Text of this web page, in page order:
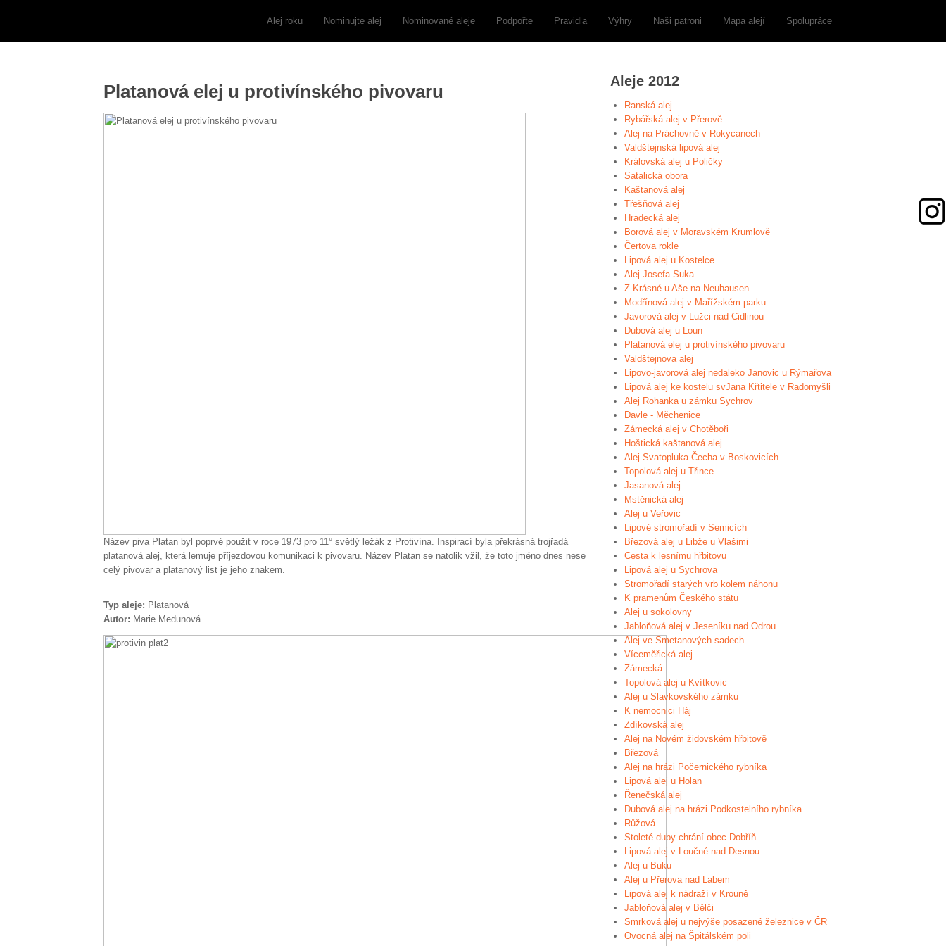
Alej roku Nominujte alej Nominované aleje Podpořte Pravidla Výhry Naši patroni Mapa alejí Spolupráce
Platanová elej u protivínského pivovaru
Název piva Platan byl poprvé použit v roce 1973 pro 11° světlý ležák z Protivína. Inspirací byla překrásná trojřadá
platanová alej, která lemuje příjezdovou komunikaci k pivovaru. Název Platan se natolik vžil, že toto jméno dnes nese
celý pivovar a platanový list je jeho znakem.
Typ aleje: Platanová
Autor: Marie Medunová
Aleje 2012
Ranská alej
Rybářská alej v Přerově
Alej na Práchovně v Rokycanech
Valdštejnská lipová alej
Královská alej u Poličky
Satalická obora
Kaštanová alej
Třešňová alej
Hradecká alej
Borová alej v Moravském Krumlově
Čertova rokle
Lipová alej u Kostelce
Alej Josefa Suka
Z Krásné u Aše na Neuhausen
Modřínová alej v Mařížském parku
Javorová alej v Lužci nad Cidlinou
Dubová alej u Loun
Platanová elej u protivínského pivovaru
Valdštejnova alej
Lipovo-javorová alej nedaleko Janovic u Rýmařova
Lipová alej ke kostelu svJana Křtitele v Radomyšli
Alej Rohanka u zámku Sychrov
Davle - Měchenice
Zámecká alej v Chotěboři
Hoštická kaštanová alej
Alej Svatopluka Čecha v Boskovicích
Topolová alej u Třince
Jasanová alej
Mstěnická alej
Alej u Veřovic
Lipové stromořadí v Semicích
Březová alej u Libže u Vlašimi
Cesta k lesnímu hřbitovu
Lipová alej u Sychrova
Stromořadí starých vrb kolem náhonu
K pramenům Českého státu
Alej u sokolovny
Jabloňová alej v Jeseníku nad Odrou
Alej ve Smetanových sadech
Víceměřická alej
Zámecká
Topolová alej u Kvítkovic
Alej u Slavkovského zámku
K nemocnici Háj
Zdíkovská alej
Alej na Novém židovském hřbitově
Březová
Alej na hrázi Počernického rybníka
Lipová alej u Holan
Řenečská alej
Dubová alej na hrázi Podkostelního rybníka
Růžová
Stoleté duby chrání obec Dobříň
Lipová alej v Loučné nad Desnou
Alej u Buku
Alej u Přerova nad Labem
Lipová alej k nádraží v Krouně
Jabloňová alej v Bělči
Smrková alej u nejvýše posazené železnice v ČR
Ovocná alej na Špitálském poli